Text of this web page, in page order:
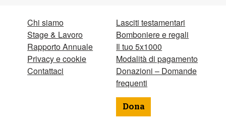
Chi siamo
Stage & Lavoro
Rapporto Annuale
Privacy e cookie
Contattaci
Lasciti testamentari
Bomboniere e regali
Il tuo 5x1000
Modalità di pagamento
Donazioni – Domande
frequenti
Dona